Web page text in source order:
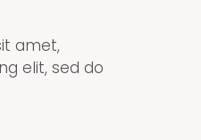
amet,
elit, sed do